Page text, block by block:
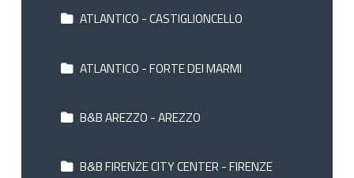
ATLANTICO - CASTIGLIONCELLO
ATLANTICO - FORTE DEI MARMI
B&B AREZZO - AREZZO
B&B FIRENZE CITY CENTER - FIRENZE